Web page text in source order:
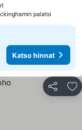
palatsi
Katso hinnat
Jaa